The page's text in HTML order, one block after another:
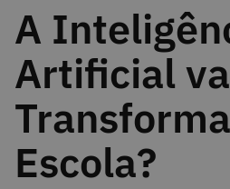
A
Artificial
Escola?